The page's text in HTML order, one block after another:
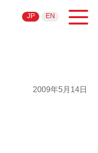
JP EN
2009年5月14日